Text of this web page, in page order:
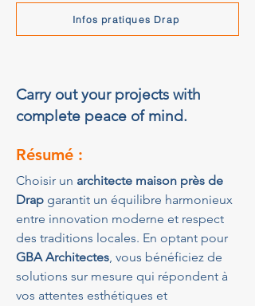
Infos pratiques Drap
Carry out your projects with
complete peace of mind.
Résumé :
Choisir un architecte maison près de
Drap garantit un équilibre harmonieux
entre innovation moderne et respect
des traditions locales. En optant pour
GBA Architectes, vous bénéficiez de
solutions sur mesure qui répondent à
vos attentes esthétiques et